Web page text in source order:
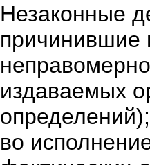
Незаконные
причинившие
издаваемых
во